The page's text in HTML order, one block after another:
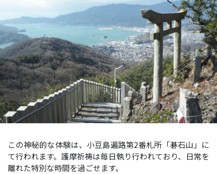
この神秘的な体験は、小豆島遍路第2番札所「碁石山」に
て行われます。護摩祈祷は毎日執り行われており、日常を
離れた特別な時間を過ごせます。